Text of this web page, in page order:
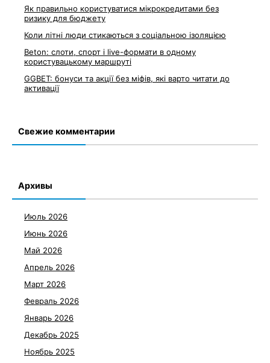
Як правильно користуватися мікрокредитами без
ризику для бюджету
Коли літні люди стикаються з соціальною ізоляцією
Beton: слоти, спорт і live-формати в одному
користувацькому маршруті
GGBET: бонуси та акції без міфів, які варто читати до
активації
Свежие комментарии
Архивы
Июль 2026
Июнь 2026
Май 2026
Апрель 2026
Март 2026
Февраль 2026
Январь 2026
Декабрь 2025
Ноябрь 2025